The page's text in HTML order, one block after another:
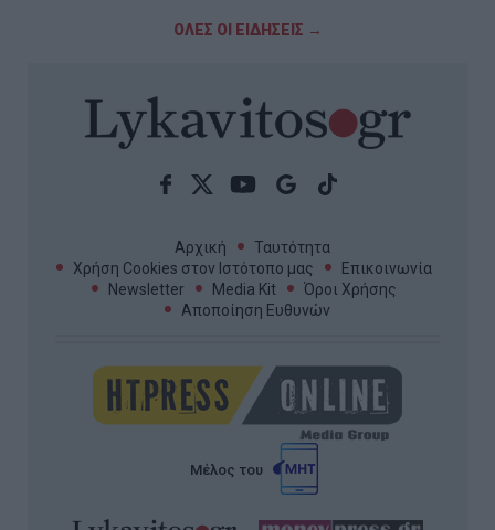
ΟΛΕΣ ΟΙ ΕΙΔΗΣΕΙΣ →
Αρχική
Ταυτότητα
Χρήση Cookies στον Ιστότοπο μας
Επικοινωνία
Newsletter
Media Kit
Όροι Χρήσης
Αποποίηση Ευθυνών
Μέλος του